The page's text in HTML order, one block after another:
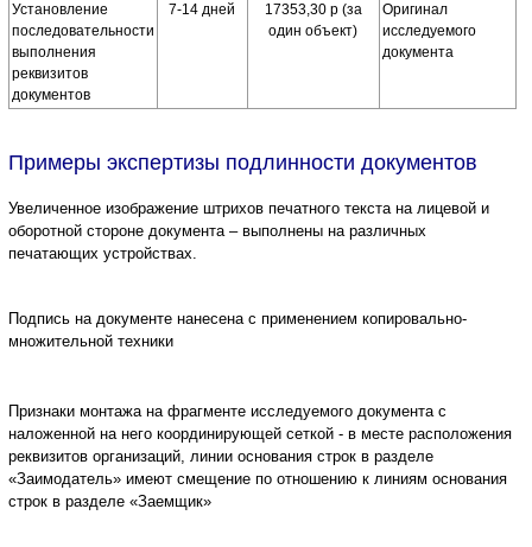
Установление
последовательности
выполнения
реквизитов
документов
7-14 дней
17353,30 р (за
один объект)
Оригинал
исследуемого
документа
Примеры экспертизы подлинности документов
Увеличенное изображение штрихов печатного текста на лицевой и
оборотной стороне документа – выполнены на различных
печатающих устройствах.
Подпись на документе нанесена с применением копировально-
множительной техники
Признаки монтажа на фрагменте исследуемого документа с
наложенной на него координирующей сеткой - в месте расположения
реквизитов организаций, линии основания строк в разделе
«Заимодатель» имеют смещение по отношению к линиям основания
строк в разделе «Заемщик»